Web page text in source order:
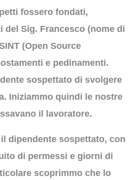
fossero fondati,
Sig. Francesco (nome di
(Open Source
e pedinamenti.
sospettato di svolgere
Iniziammo quindi le nostre
il lavoratore.
dipendente sospettato, con
di permessi e giorni di
scoprimmo che lo